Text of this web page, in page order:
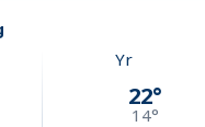
Yr
22°
14°